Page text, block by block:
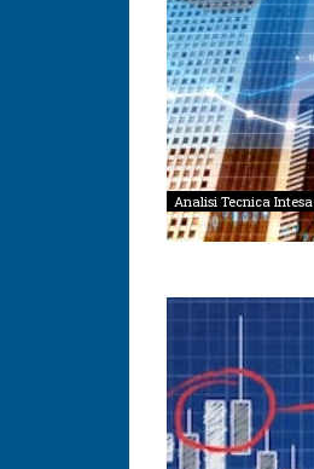
Analisi Tecnica Intesa